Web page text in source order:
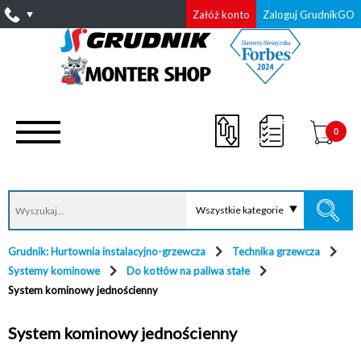
Załóż konto Zaloguj GrudnikGO
Wszystkie kategorie
0
Grudnik: Hurtownia instalacyjno-grzewcza
Technika grzewcza
Systemy kominowe
Do kotłów na paliwa stałe
System kominowy jednościenny
System kominowy jednościenny